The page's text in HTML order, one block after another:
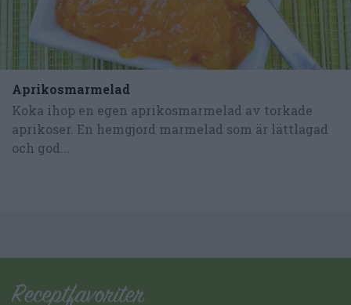
Aprikosmarmelad
Koka ihop en egen aprikosmarmelad av torkade
aprikoser. En hemgjord marmelad som är lättlagad
och god...